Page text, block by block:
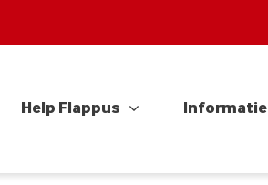
Help Flappus Informatie